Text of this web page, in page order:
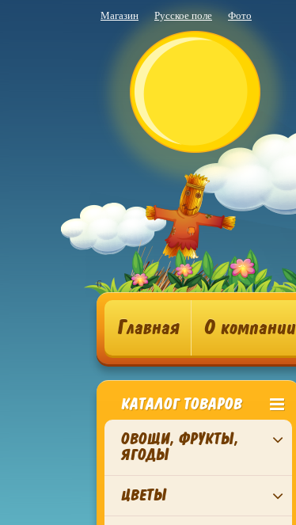
Магазин Русское поле Фото
6
Главная О компании
КАТАЛОГ ТОВАРОВ
ОВОЩИ, ФРУКТЫ,
ЯГОДЫ
ЦВЕТЫ